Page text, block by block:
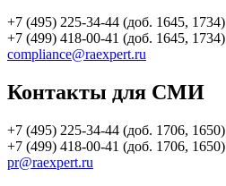
+7 (495) 225-34-44 (доб. 1645, 1734)
+7 (499) 418-00-41 (доб. 1645, 1734)
compliance@raexpert.ru
Контакты для СМИ
+7 (495) 225-34-44 (доб. 1706, 1650)
+7 (499) 418-00-41 (доб. 1706, 1650)
pr@raexpert.ru